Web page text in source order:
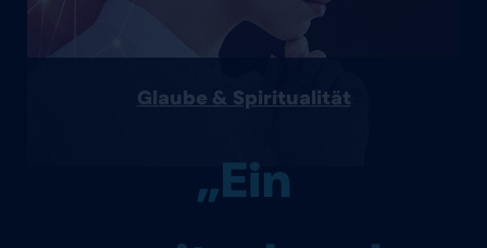
Glaube & Spiritualität
„Ein